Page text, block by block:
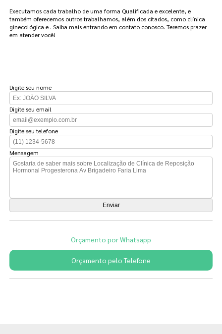
Executamos cada trabalho de uma forma Qualificada e excelente, e
também oferecemos outros trabalhamos, além dos citados, como clínica
ginecológica e . Saiba mais entrando em contato conosco. Teremos prazer
em atender você!
Digite seu nome
Digite seu email
Digite seu telefone
Mensagem
Orçamento por Whatsapp
Orçamento pelo Telefone